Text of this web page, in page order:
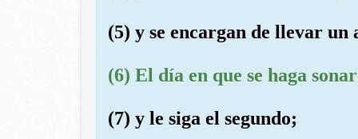
(5) y se encargan de llevar un
(6) El día en que se haga
(7) y le siga el segundo;